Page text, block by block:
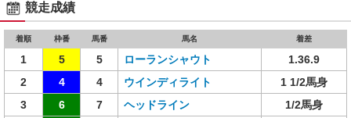
競走成績
着順 枠番 馬番 馬名 着差
1 5 5 ローランシャウト
1.36.9
2
4 4 ウインディライト
1 1/2馬身
3
6 7 ヘッドライン
1/2馬身